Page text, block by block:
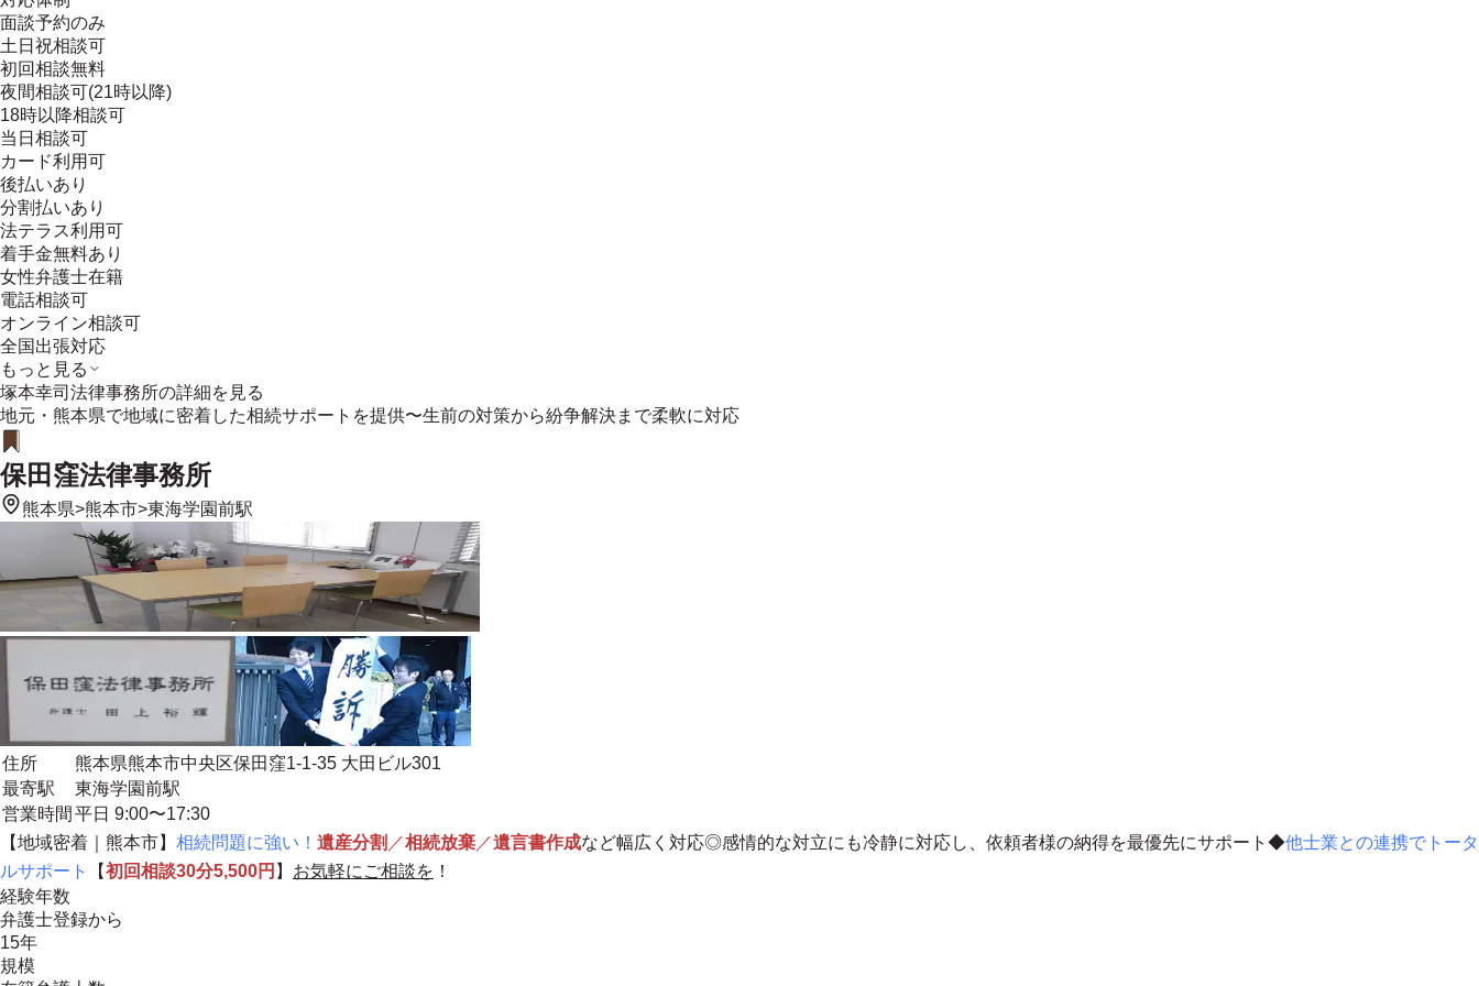
面談予約のみ
土日祝相談可
初回相談無料
夜間相談可(21時以降)
18時以降相談可
当日相談可
カード利用可
後払いあり
分割払いあり
法テラス利用可
着手金無料あり
女性弁護士在籍
電話相談可
オンライン相談可
全国出張対応
もっと見る
塚本幸司法律事務所の詳細を見る
地元・熊本県で地域に密着した相続サポートを提供〜生前の対策から紛争解決まで柔軟に対応
保田窪法律事務所
熊本県>熊本市>東海学園前駅
住所
熊本県熊本市中央区保田窪1-1-35 大田ビル301
最寄駅
東海学園前駅
営業時間 平日 9:00〜17:30
【地域密着 ｜熊本市】 相続問題に強い！ 遺産分割 ／相続放棄 ／遺言書作成など幅広く対応◎感情的な対立にも冷静に対応し、 依頼者様の納得を最優先にサポート ◆他士業との連携でトータ
ルサポート
【初回相談30分5,500円 】 お気軽にご相談を ！
経験年数
弁護士登録から
15年
規模